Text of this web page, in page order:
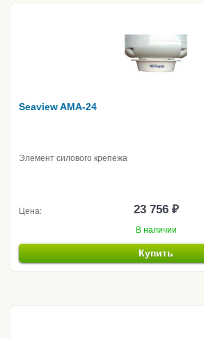
Seaview AMA-24
Элемент силового крепежа
Цена: 23 756 ₽
В наличии
Купить